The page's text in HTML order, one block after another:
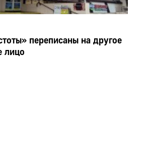
переписаны на другое
лицо